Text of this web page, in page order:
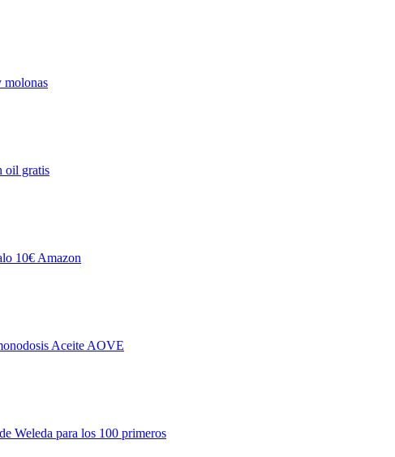
molonas
oil gratis
10€ Amazon
Aceite AOVE
Weleda para los 100 primeros